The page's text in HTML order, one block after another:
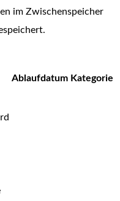
im Zwischenspeicher
Ablaufdatum Kategorie